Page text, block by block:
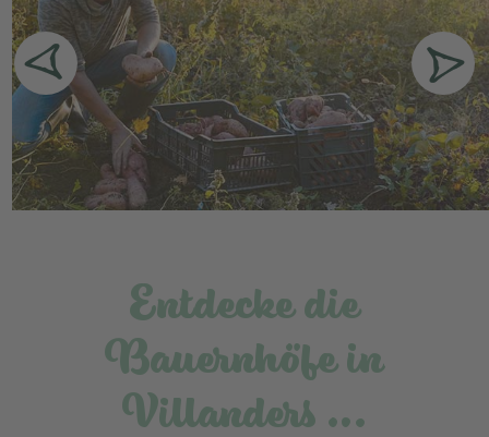
Entdecke die
Bauernhöfe in
Villanders …